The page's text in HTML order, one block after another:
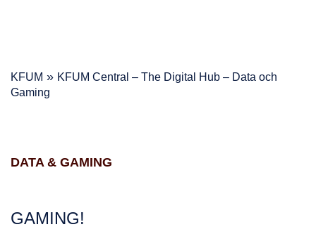
KFUM » KFUM Central – The Digital Hub – Data och
Gaming
Data & Gaming
DATA & GAMING
GAMING!